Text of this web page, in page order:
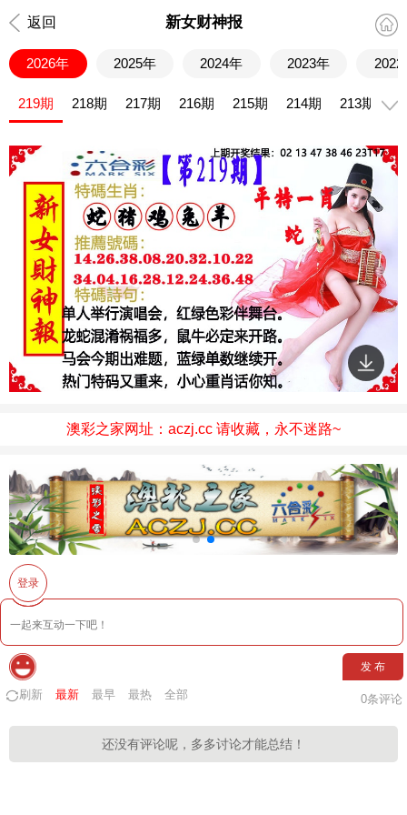
返回 新女财神报
2026年 2025年 2024年 2023年 2022
219期 218期 217期 216期 215期 214期 213期
澳彩之家网址：aczj.cc 请收藏，永不迷路~
登录
发 布
刷新 最新 最早 最热 全部 0条评论
还没有评论呢，多多讨论才能总结！